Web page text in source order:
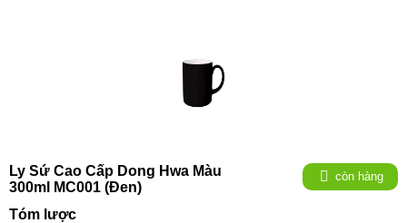
Ly Sứ Cao Cấp Dong Hwa Màu
300ml MC001 (Đen)
còn hàng
Tóm lược